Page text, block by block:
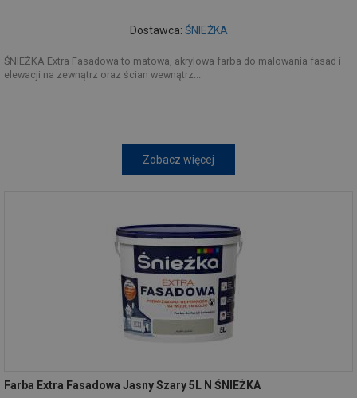
Dostawca: ŚNIEŻKA
ŚNIEŻKA Extra Fasadowa to matowa, akrylowa farba do malowania fasad i
elewacji na zewnątrz oraz ścian wewnątrz...
Zobacz więcej
Farba Extra Fasadowa Jasny Szary 5L N ŚNIEŻKA